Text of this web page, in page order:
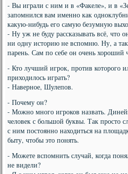
- Вы играли с ним и в «Факеле», и в
запомнился вам именно как
какую-нибудь его самую безумную
- Ну уж не буду рассказывать всё, что
ни одну историю не вспомню. Ну, а
парень. Сам по себе он очень хороший
- Кто лучший игрок, против которого
приходилось играть?
- Наверное, Шулепов.
- Почему он?
- Можно много игроков назвать.
человек с большой буквы. Так просто
с ним постоянно находиться на
быту, чтобы это понять.
- Можете вспомнить случай, когда
не видели?